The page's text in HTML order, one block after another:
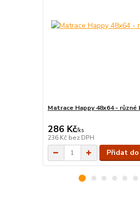
Matrace Happy 48x64 - různé
286 Kč/ks
236 Kč bez DPH
Přidat